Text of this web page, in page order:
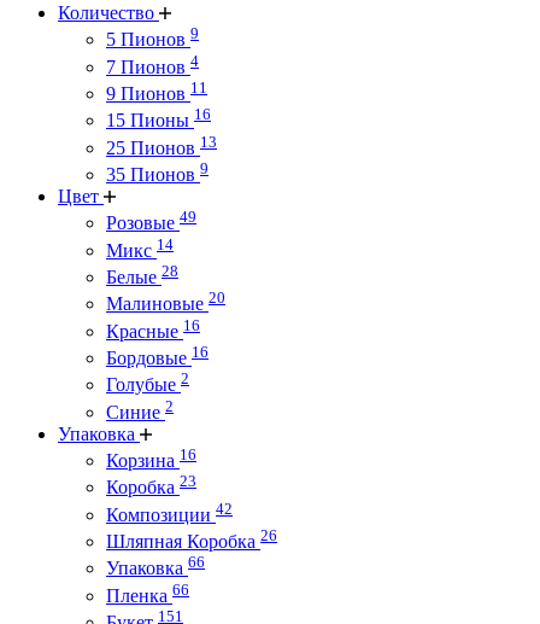
Количество
5 Пионов 9
7 Пионов 4
9 Пионов 11
15 Пионы 16
25 Пионов 13
35 Пионов 9
Цвет
Розовые 49
Микс 14
Белые 28
Малиновые 20
Красные 16
Бордовые 16
Голубые 2
Синие 2
Упаковка
Корзина 16
Коробка 23
Композиции 42
Шляпная Коробка 26
Упаковка 66
Пленка 66
151